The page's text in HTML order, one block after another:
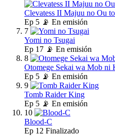
Clevatess II Majuu no Ou
Ep 5 📡 En emisión
7
Yomi no Tsugai
Ep 17 📡 En emisión
8
Otomege Sekai wa Mob ni
Ep 5 📡 En emisión
9
Tomb Raider King
Ep 5 📡 En emisión
10
Blood-C
Ep 12 Finalizado